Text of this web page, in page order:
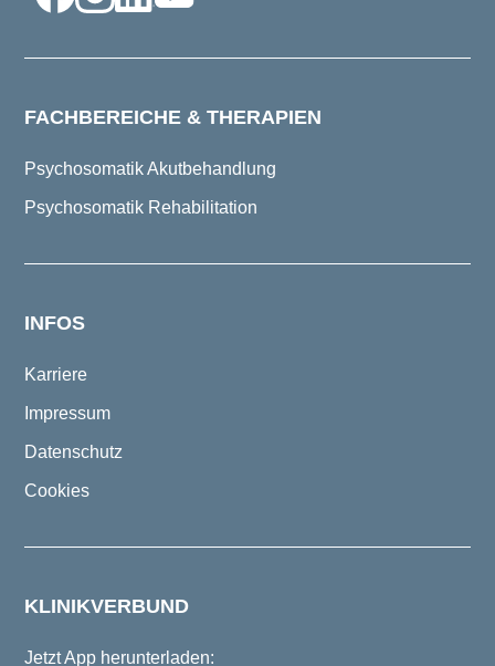
FACHBEREICHE & THERAPIEN
Psychosomatik Akutbehandlung
Psychosomatik Rehabilitation
INFOS
Karriere
Impressum
Datenschutz
Cookies
KLINIKVERBUND
Jetzt App herunterladen: